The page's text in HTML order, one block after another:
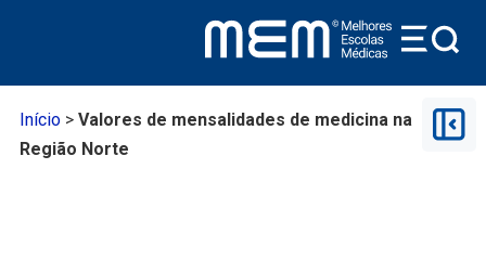
Início> Valores de mensalidades de medicina na
Região Norte